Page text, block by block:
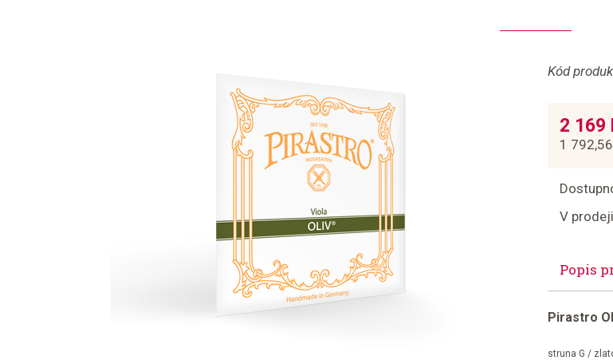
Kód
2 169
1
V
Popis
Pirastro
struna G /